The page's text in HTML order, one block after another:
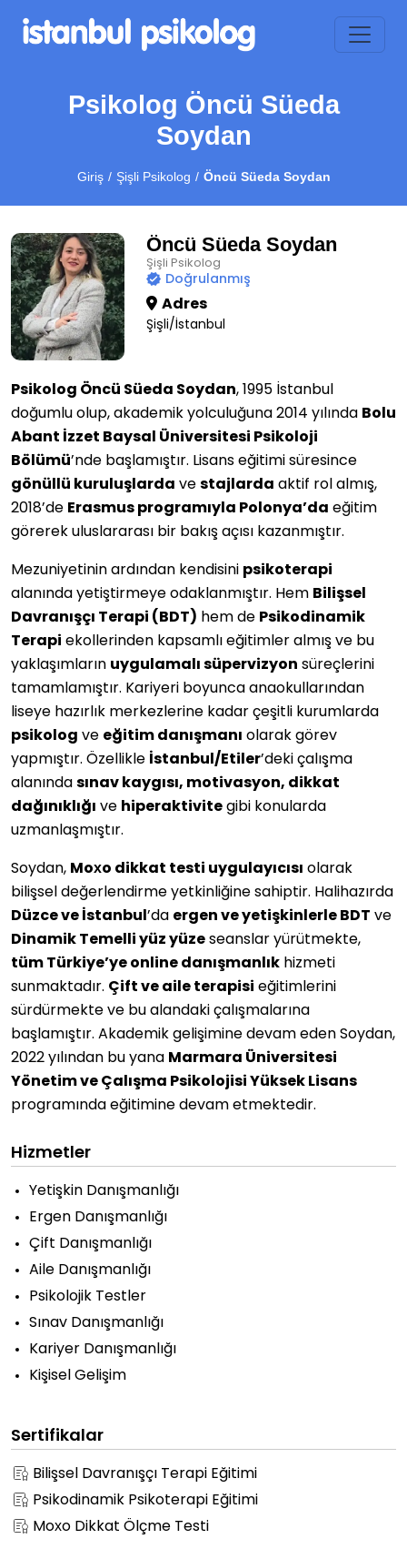
Psikolog Öncü Süeda
Soydan
Giriş Şişli Psikolog Öncü Süeda Soydan
Öncü Süeda Soydan
Şişli Psikolog
Doğrulanmış
Adres
Şişli/İstanbul
Psikolog Öncü Süeda Soydan, 1995 İstanbul
doğumlu olup, akademik yolculuğuna 2014 yılında Bolu
Abant İzzet Baysal Üniversitesi Psikoloji
Bölümü’nde başlamıştır. Lisans eğitimi süresince
gönüllü kuruluşlarda ve stajlarda aktif rol almış,
2018’de Erasmus programıyla Polonya’da eğitim
görerek uluslararası bir bakış açısı kazanmıştır.
Mezuniyetinin ardından kendisini psikoterapi
alanında yetiştirmeye odaklanmıştır. Hem Bilişsel
Davranışçı Terapi (BDT) hem de Psikodinamik
Terapi ekollerinden kapsamlı eğitimler almış ve bu
yaklaşımların uygulamalı süpervizyon süreçlerini
tamamlamıştır. Kariyeri boyunca anaokullarından
liseye hazırlık merkezlerine kadar çeşitli kurumlarda
psikolog ve eğitim danışmanı olarak görev
yapmıştır. Özellikle İstanbul/Etiler’deki çalışma
alanında sınav kaygısı, motivasyon, dikkat
dağınıklığı ve hiperaktivite gibi konularda
uzmanlaşmıştır.
Soydan, Moxo dikkat testi uygulayıcısı olarak
bilişsel değerlendirme yetkinliğine sahiptir. Halihazırda
Düzce ve İstanbul ’da ergen ve yetişkinlerle BDT ve
Dinamik Temelli yüz yüze seanslar yürütmekte,
tüm Türkiye’ye online danışmanlık hizmeti
sunmaktadır. Çift ve aile terapisi eğitimlerini
sürdürmekte ve bu alandaki çalışmalarına
başlamıştır. Akademik gelişimine devam eden Soydan,
2022 yılından bu yana Marmara Üniversitesi
Yönetim ve Çalışma Psikolojisi Yüksek Lisans
programında eğitimine devam etmektedir.
Hizmetler
Yetişkin Danışmanlığı
Ergen Danışmanlığı
Çift Danışmanlığı
Aile Danışmanlığı
Psikolojik Testler
Sınav Danışmanlığı
Kariyer Danışmanlığı
Kişisel Gelişim
Sertifikalar
Bilişsel Davranışçı Terapi Eğitimi
Psikodinamik Psikoterapi Eğitimi
Moxo Dikkat Ölçme Testi